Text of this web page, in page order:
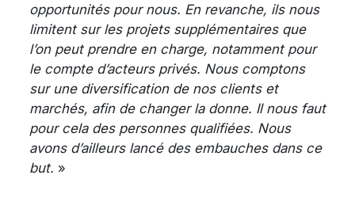
opportunités pour nous. En revanche, ils nous
limitent sur les projets supplémentaires que
l’on peut prendre en charge, notamment pour
le compte d’acteurs privés. Nous comptons
sur une diversification de nos clients et
marchés, afin de changer la donne. Il nous faut
pour cela des personnes qualifiées. Nous
avons d’ailleurs lancé des embauches dans ce
but. »